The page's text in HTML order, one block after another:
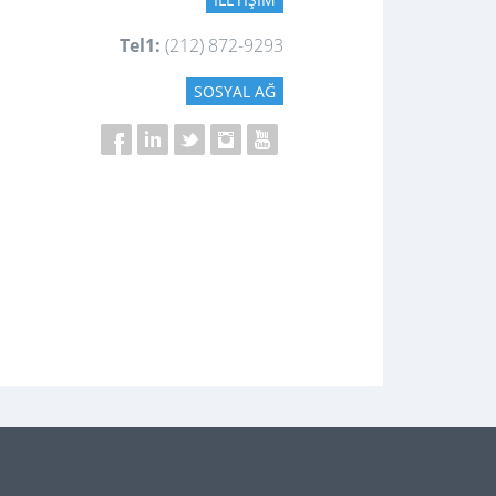
Tel1: (212) 872-9293
SOSYAL AĞ